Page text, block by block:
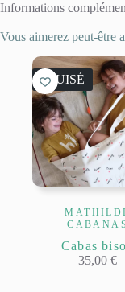
Informations
Vous aimerez peut-être
ÉPUISÉ
CABANAS
Cabas
35,00€